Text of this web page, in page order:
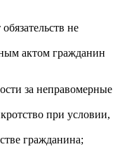
не
актом гражданин
за неправомерные
при условии,
гражданина;